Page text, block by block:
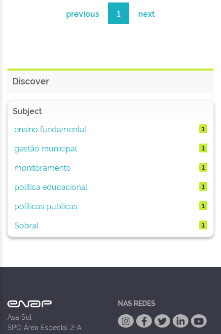
previous 1 next
Discover
Subject
ensino fundamental
1
gestão municipal 1
monitoramento 1
política educacional 1
políticas públicas 1
Sobral 1
Asa Sul
SPO Área Especial 2-A
NAS REDES